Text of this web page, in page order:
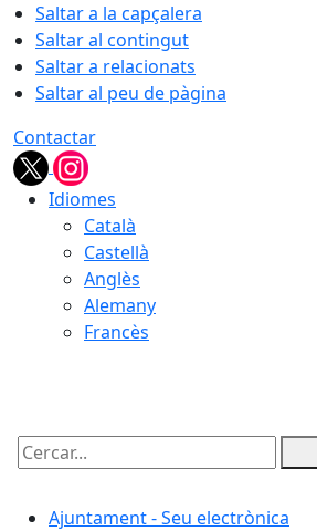
Saltar a la capçalera
Saltar al contingut
Saltar a relacionats
Saltar al peu de pàgina
Contactar
Idiomes
Català
Castellà
Anglès
Alemany
Francès
Cercar:
Ajuntament - Seu electrònica